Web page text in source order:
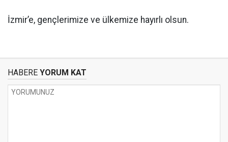
İzmir’e, gençlerimize ve ülkemize hayırlı olsun.
HABERE YORUM KAT